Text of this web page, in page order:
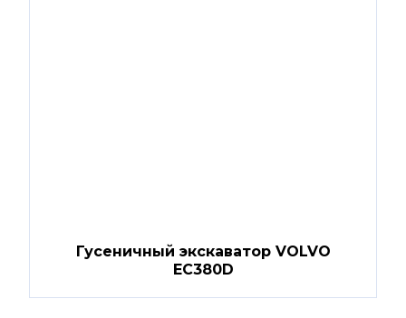
Гусеничный экскаватор VOLVO
EC380D